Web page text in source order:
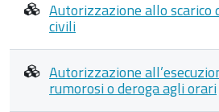
Autorizzazione allo scarico
civili
Autorizzazione
rumorosi o deroga agli orari